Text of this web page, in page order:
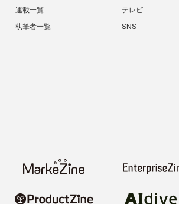
連載一覧
テレビ
執筆者一覧
SNS